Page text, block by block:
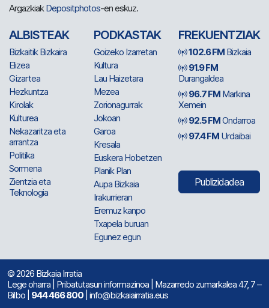
ArgazkiakDepositphotos-en eskuz.
ALBISTEAK
Bizkaitik Bizkaira
Elizea
Gizartea
Hezkuntza
Kirolak
Kulturea
Nekazaritza eta
arrantza
Politika
Sormena
Zientzia eta
Teknologia
PODKASTAK
Goizeko Izarretan
Kultura
Lau Haizetara
Mezea
Zorionagurrak
Jokoan
Garoa
Kresala
Euskera Hobetzen
Planik Plan
Aupa Bizkaia
Irakurrieran
Eremuz kanpo
Txapela buruan
Egunez egun
FREKUENTZIAK
102.6 FM Bizkaia
91.9 FM
Durangaldea
96.7 FM Markina
Xemein
92.5 FMOndarroa
97.4 FM Urdaibai
Publizidadea
© 2026 Bizkaia Irratia
Lege oharra Pribatutasun informazinoa | Mazarredo zumarkalea 47, 7 –
Bilbo | 944 466 800 | info@bizkaiairratia.eus